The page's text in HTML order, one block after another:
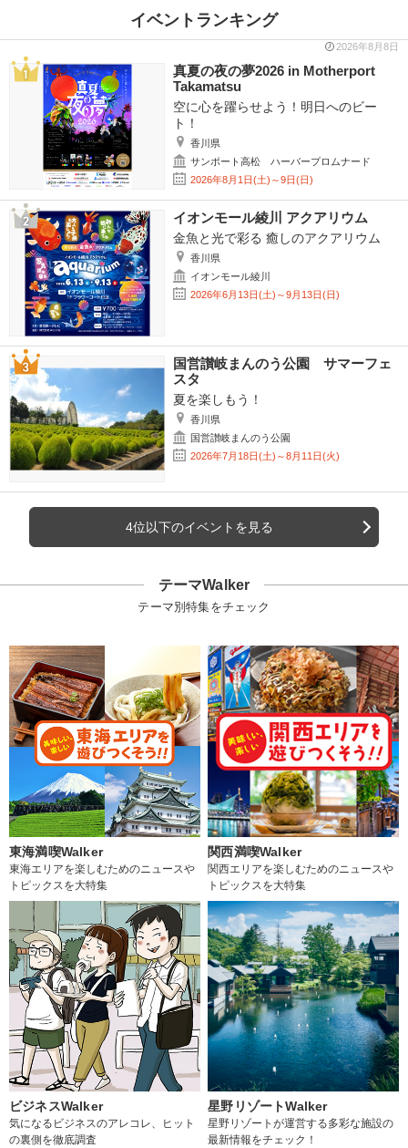
イベントランキング
2026年8月8日
真夏の夜の夢2026 in Motherport
Takamatsu
空に心を躍らせよう！明日へのビー
ト！
香川県
サンポート高松 ハーバープロムナード
2026年8月1日(土)～9日(日)
イオンモール綾川 アクアリウム
金魚と光で彩る 癒しのアクアリウム
香川県
イオンモール綾川
2026年6月13日(土)～9月13日(日)
国営讃岐まんのう公園 サマーフェ
スタ
夏を楽しもう！
香川県
国営讃岐まんのう公園
2026年7月18日(土)～8月11日(火)
4位以下のイベントを見る
テーマWalker
テーマ別特集をチェック
東海満喫Walker
東海エリアを楽しむためのニュースや
トピックスを大特集
関西満喫Walker
関西エリアを楽しむためのニュースや
トピックスを大特集
ビジネスWalker
気になるビジネスのアレコレ、ヒット
の裏側を徹底調査
星野リゾートWalker
星野リゾートが運営する多彩な施設の
最新情報をチェック！